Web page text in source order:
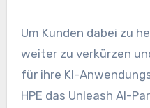
Um Kunden dabei zu
weiter zu verkürzen
für ihre KI-
HPE das Unleash AI-